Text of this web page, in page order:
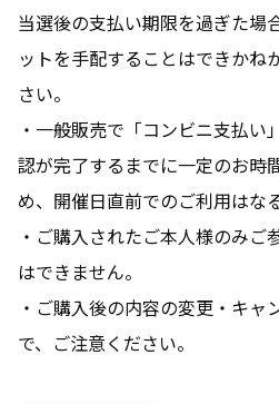
当選後の支払い期限を過ぎた場
ットを手配することはできかね
さい。
・一般販売で「コンビニ支払い
認が完了するまでに一定のお時
め、開催日直前でのご利用はな
・ご購入されたご本人様のみご
はできません。
・ご購入後の内容の変更・キャ
で、ご注意ください。